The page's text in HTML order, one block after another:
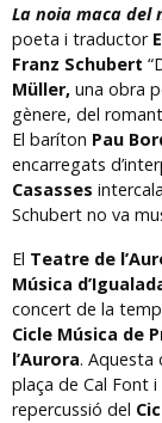
La noia maca del
poeta i traductor
Franz Schubert
Müller, una obra
gènere, del
El baríton Pau
encarregats
Casasses
Schubert no va
El Teatre de
Música
concert de la
Cicle Música de
l’Aurora. Aquesta
plaça de Cal Font
repercussió del